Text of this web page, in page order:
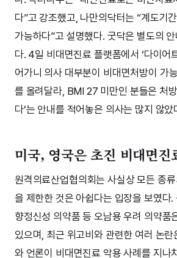
다”고 강조했고, 나만의닥터는 “계도기
가능하다”고 설명했다. 굿닥은 별도의
다. 4일 비대면진료 플랫폼에서 ‘다이어
어가니 의사 대부분이 비대면처방이 가
를 올려달라, BMI 27 미만인 분들은 처
다’는 안내를 적어놓은 의사는 많지 않았
미국, 영국은 초진 비대면진
원격의료산업협의회는 사실상 모든 종
을 제한한 것은 아쉽다는 입장을 보였다.
향정신성 의약품 등 오남용 우려 의약품
있으며, 최근 위고비와 관련한 여러 논란
와 언론이 비대면진료 악용 사례를 지나